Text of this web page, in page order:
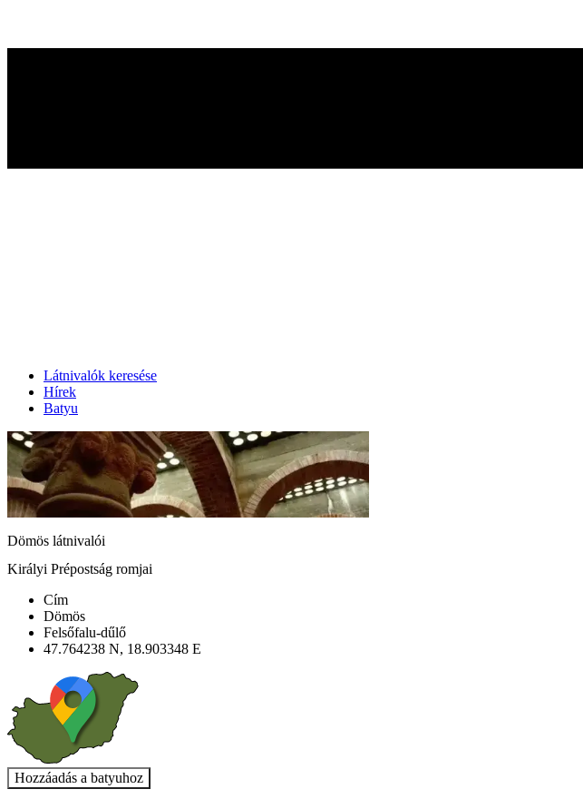
Látnivalók keresése
Hírek
Batyu
Dömös látnivalói
Királyi Prépostság romjai
Cím
Dömös
Felsőfalu-dűlő
47.764238 N, 18.903348 E